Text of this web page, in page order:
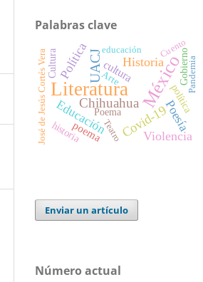
Palabras clave
Literatura México
UACJ
Chihuahua
Historia
Covid-19Poesía
Violencia
Educación
Política cultura
poema
política
historia
Cultura
Poema
Arte Gobierno
Teatro
educación
Pandemia
Cuento
José de Jesús Cortés Vera
Enviar un artículo
Número actual